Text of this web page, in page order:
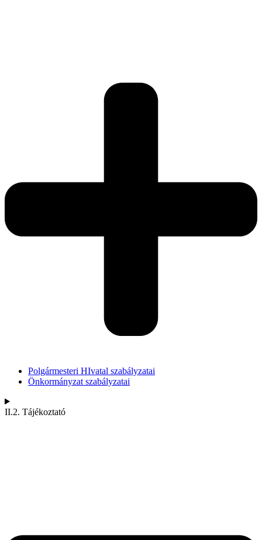
Polgármesteri HIvatal szabályzatai
Önkormányzat szabályzatai
II.2. Tájékoztató